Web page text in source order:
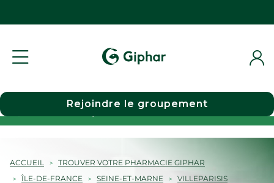
Choisir une pharmacie
Rejoindre le groupement
ACCUEIL
TROUVER VOTRE PHARMACIE GIPHAR
ÎLE-DE-FRANCE
SEINE-ET-MARNE
VILLEPARISIS